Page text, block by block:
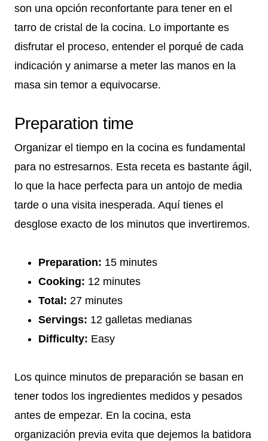
son una opción reconfortante para tener en el
tarro de cristal de la cocina. Lo importante es
disfrutar el proceso, entender el porqué de cada
indicación y animarse a meter las manos en la
masa sin temor a equivocarse.
Preparation time
Organizar el tiempo en la cocina es fundamental
para no estresarnos. Esta receta es bastante ágil,
lo que la hace perfecta para un antojo de media
tarde o una visita inesperada. Aquí tienes el
desglose exacto de los minutos que invertiremos.
Preparation: 15 minutes
Cooking: 12 minutes
Total: 27 minutes
Servings: 12 galletas medianas
Difficulty: Easy
Los quince minutos de preparación se basan en
tener todos los ingredientes medidos y pesados
antes de empezar. En la cocina, esta
organización previa evita que dejemos la batidora